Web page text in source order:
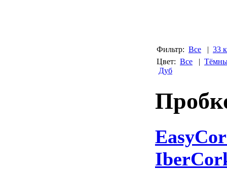
Фильтр: Все | 33
Цвет: Все |
Дуб